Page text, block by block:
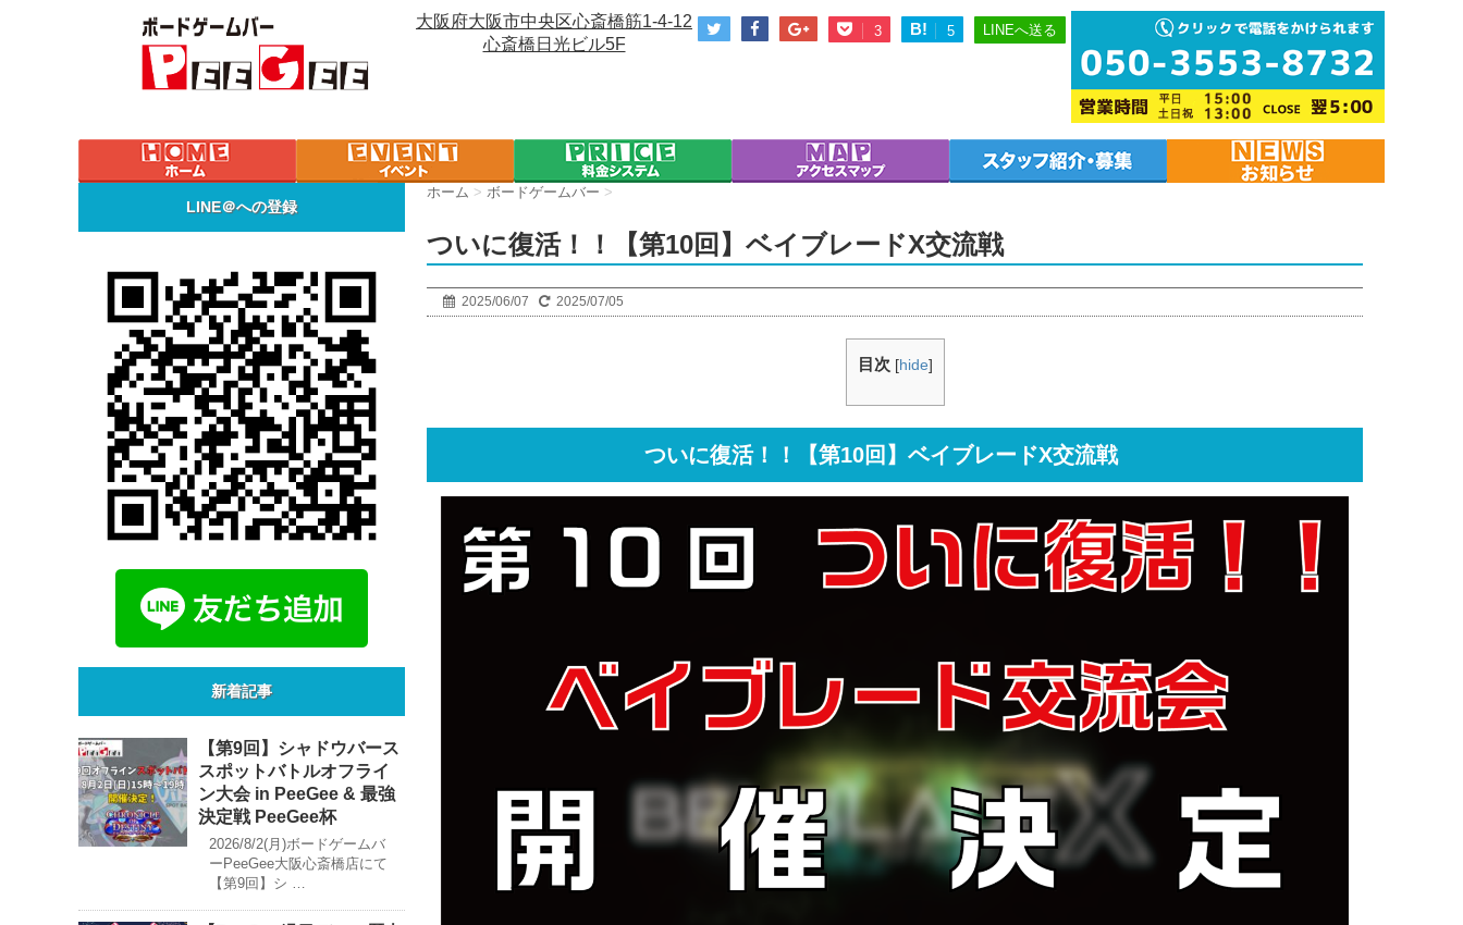
大阪府大阪市中央区心斎橋筋1-4-12
心斎橋日光ビル5F
3 B! 5 LINEへ送る
ホーム > ボードゲームバー >
ついに復活！！【第10回】ベイブレードX交流戦
2025/06/07 2025/07/05
目次 [hide]
ついに復活！！【第10回】ベイブレードX交流戦
LINE＠への登録
新着記事
【第9回】シャドウバース
スポットバトルオフライ
ン大会 in PeeGee & 最強
決定戦 PeeGee杯
2026/8/2(月)ボードゲームバ
ーPeeGee大阪心斎橋店にて
【第9回】シ …